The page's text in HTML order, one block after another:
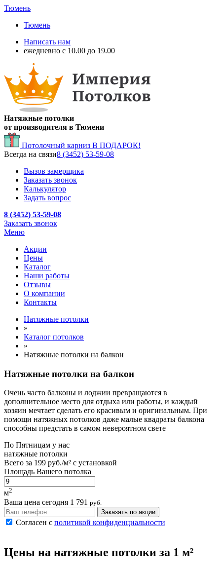
Тюмень
Тюмень
Написать нам
ежедневно с 10.00 до 19.00
Натяжные потолки
от производителя в Тюмени
Потолочный карниз В ПОДАРОК!
Всегда на связи8 (3452) 53-59-08
Вызов замерщика
Заказать звонок
Калькулятор
Задать вопрос
8 (3452) 53-59-08
Заказать звонок
Меню
Акции
Цены
Каталог
Наши работы
Отзывы
О компании
Контакты
Натяжные потолки
»
Каталог потолков
»
Натяжные потолки на балкон
Натяжные потолки на балкон
Очень часто балконы и лоджии превращаются в
дополнительное место для отдыха или работы, и каждый
хозяин мечтает сделать его красивым и оригинальным. При
помощи натяжных потолков даже малые квадраты балкона
способны предстать в самом невероятном свете
По Пятницам у нас
натяжные потолки
Всего за 199 руб./м² с установкой
Площадь Вашего потолка
м2
Ваша цена сегодня 1 791 руб.
Заказать по акции
Согласен с политикой конфиденциальности
Цены на натяжные потолки за 1 м²